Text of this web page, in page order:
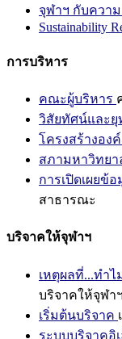
จุฬาฯ กับควา
Sustainability
การบริหาร
คณะผู้บริหาร
วิสัยทัศน์และยุ
โครงสร้างอง
สภามหาวิทยา
การเปิดเผยข้
สาธารณะ
บริจาคให้จุฬาฯ
เหตุผลที่...ทำ
บริจาคให้จุฬาฯ
เริ่มต้นบริจาค
ระบบบริจาคอิ